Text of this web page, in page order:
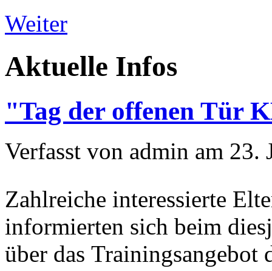
Weiter
Aktuelle Infos
"Tag der offenen Tür
Verfasst von admin am 23.
Zahlreiche interessierte
informierten sich beim
über das Trainingsangebot